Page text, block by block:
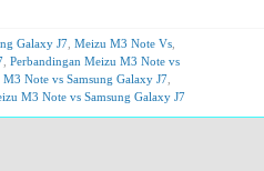
Galaxy J7, Meizu M3 Note Vs,
, Perbandingan Meizu M3 Note vs
M3 Note vs Samsung Galaxy J7,
M3 Note vs Samsung Galaxy J7